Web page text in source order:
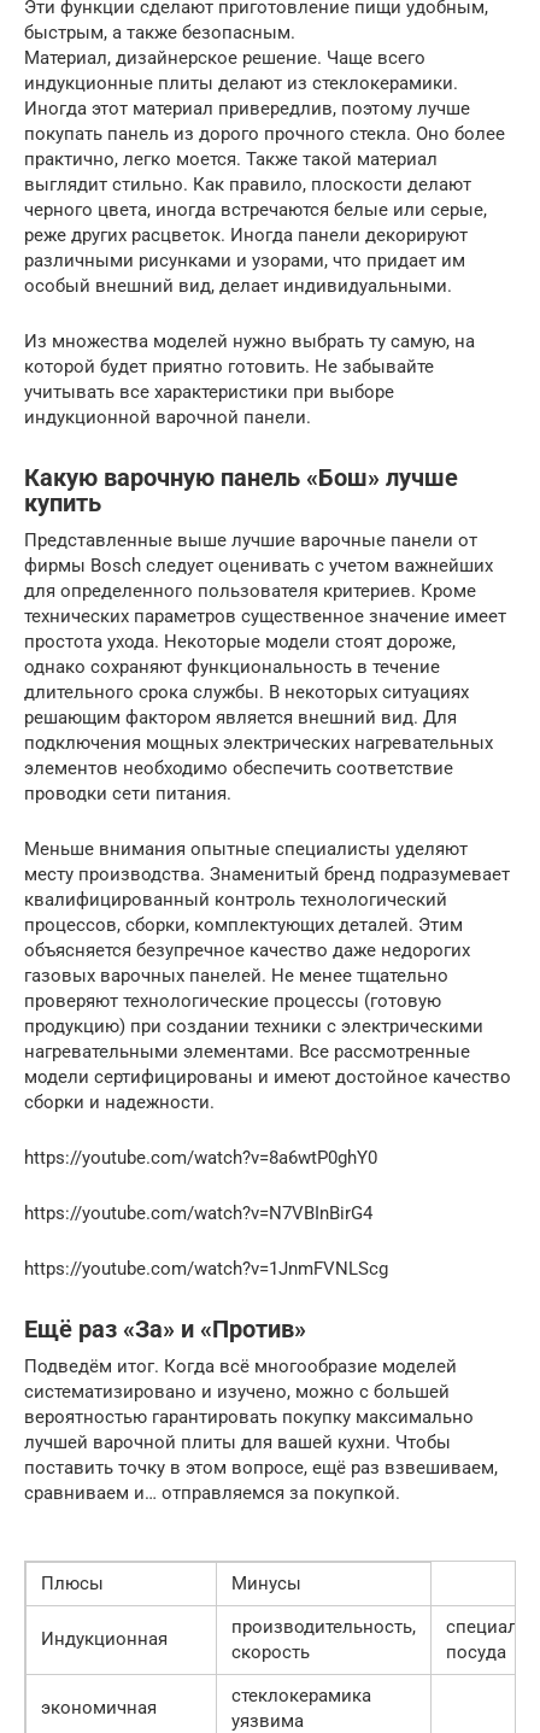
Эти функции сделают приготовление пищи удобным,
быстрым, а также безопасным.
Материал, дизайнерское решение. Чаще всего
индукционные плиты делают из стеклокерамики.
Иногда этот материал привередлив, поэтому лучше
покупать панель из дорого прочного стекла. Оно более
практично, легко моется. Также такой материал
выглядит стильно. Как правило, плоскости делают
черного цвета, иногда встречаются белые или серые,
реже других расцветок. Иногда панели декорируют
различными рисунками и узорами, что придает им
особый внешний вид, делает индивидуальными.
Из множества моделей нужно выбрать ту самую, на
которой будет приятно готовить. Не забывайте
учитывать все характеристики при выборе
индукционной варочной панели.
Какую варочную панель «Бош» лучше
купить
Представленные выше лучшие варочные панели от
фирмы Bosch следует оценивать с учетом важнейших
для определенного пользователя критериев. Кроме
технических параметров существенное значение имеет
простота ухода. Некоторые модели стоят дороже,
однако сохраняют функциональность в течение
длительного срока службы. В некоторых ситуациях
решающим фактором является внешний вид. Для
подключения мощных электрических нагревательных
элементов необходимо обеспечить соответствие
проводки сети питания.
Меньше внимания опытные специалисты уделяют
месту производства. Знаменитый бренд подразумевает
квалифицированный контроль технологический
процессов, сборки, комплектующих деталей. Этим
объясняется безупречное качество даже недорогих
газовых варочных панелей. Не менее тщательно
проверяют технологические процессы (готовую
продукцию) при создании техники с электрическими
нагревательными элементами. Все рассмотренные
модели сертифицированы и имеют достойное качество
сборки и надежности.
https://youtube.com/watch?v=8a6wtP0ghY0
https://youtube.com/watch?v=N7VBInBirG4
https://youtube.com/watch?v=1JnmFVNLScg
Ещё раз «За» и «Против»
Подведём итог. Когда всё многообразие моделей
систематизировано и изучено, можно с большей
вероятностью гарантировать покупку максимально
лучшей варочной плиты для вашей кухни. Чтобы
поставить точку в этом вопросе, ещё раз взвешиваем,
сравниваем и… отправляемся за покупкой.
Плюсы Минусы
Индукционная
производительность,
скорость
посуда
экономичная
стеклокерамика
уязвима